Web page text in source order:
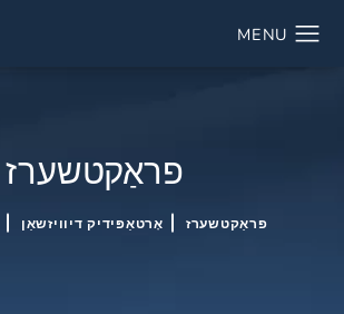
פראַקטשערז
אָרטאַפּידיק דיוויזשאַן פראַקטשערז